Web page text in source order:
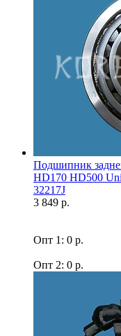
Подшипник
HD170 HD500
32217J
3 849 р.
Опт 1: 0 р.
Опт 2: 0 р.